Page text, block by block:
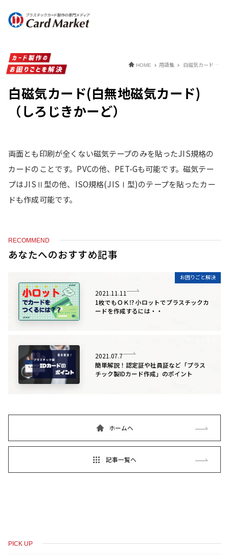
HOME 用語集 白磁気カード(白無地磁気カード)（しろじきかーど）
白磁気カード(白無地磁気カード)
（しろじきかーど）
両面とも印刷が全くない磁気テープのみを貼ったJIS規格の
カードのことです。PVCの他、PET-Gも可能です。磁気テー
プはJISⅡ型の他、ISO規格(JISⅠ型)のテープを貼ったカー
ドも作成可能です。
RECOMMEND
あなたへのおすすめ記事
2021.11.11
1枚でもＯＫ⁉ 小ロットでプラスチックカ
ードを作成するには・・
お困りごと解決
2021.07.7
簡単解説！認定証や社員証など「プラス
チック製IDカード作成」のポイント
ホームへ
記事一覧へ
PICK UP